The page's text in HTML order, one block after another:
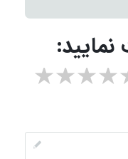
۵ stars ۴ stars ۳ stars ۲ stars